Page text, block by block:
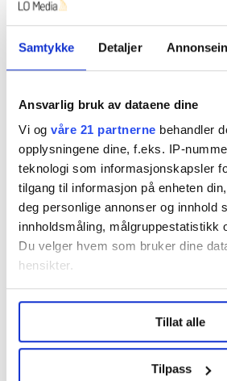
Samtykke Detaljer
Ansvarlig bruk av dataene dine
Vi og våre 21 partnerne behandler
opplysningene dine, f.eks. IP-
teknologi som informasjonskapsler
tilgang til informasjon på enheten
deg personlige annonser og innhold
innholdsmåling, målgruppestatistikk
Du velger hvem som bruker dine
hensikter.
Undermer infokan du lese om
data behandles og hvordan du kan
brukes. Du kan hele tiden endre
samtykke fra erklæringen om
Tillat alle
Tilpass
OTP vil sammen med pensjon fra
Avtalefestet pensjon utgjøre det
du går ut av arbeidslivet.
LO-kongressen tidligere i år
at lovens minstekrav til OTP må
prosent til fire prosent. Handel
av forbundene som hadde
I tillegg til OTP fra første tjente
nytt av året at tjenestepensjon blir
med 13-åringer, og ikke 20-
nå.
Det er også fjernet en særregel
unnta sesongarbeidere fra
Mye lest:I denne butikken jobber